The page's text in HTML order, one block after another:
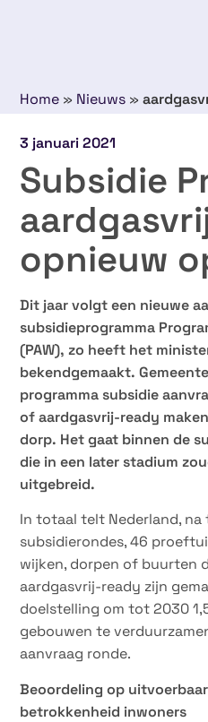
Home » Nieuws »
3 januari 2021
Subsidie
opnieuw
Dit jaar volgt een nieuwe
subsidieprogramma
(PAW), zo heeft het
bekendgemaakt.
programma subsidie
of aardgasvrij-ready
dorp. Het gaat binnen de
die in een later stadium
uitgebreid.
In totaal telt Nederland, na
subsidierondes, 46
wijken, dorpen of buurten
aardgasvrij-ready zijn
doelstelling om tot 2030
gebouwen te
aanvraag ronde.
Beoordeling op
betrokkenheid inwoners